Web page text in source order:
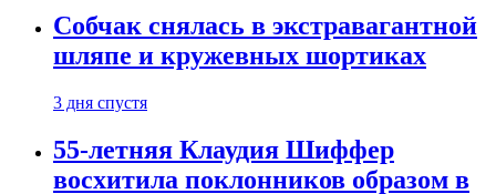
Собчак снялась в экстравагантной
шляпе и кружевных шортиках
3 дня спустя
55-летняя Клаудия Шиффер
восхитила поклонников образом в